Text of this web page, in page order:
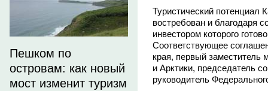
Пешком по
островам: как новый
мост изменит туризм
Туристический потенциал
востребован и благодаря
инвестором которого
Соответствующее
края, первый заместитель
и Арктики, председатель
руководитель